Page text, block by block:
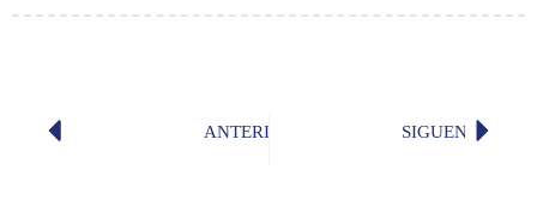
ANTERIOR Becas para Máster en Lexicografía
SIGUENTE